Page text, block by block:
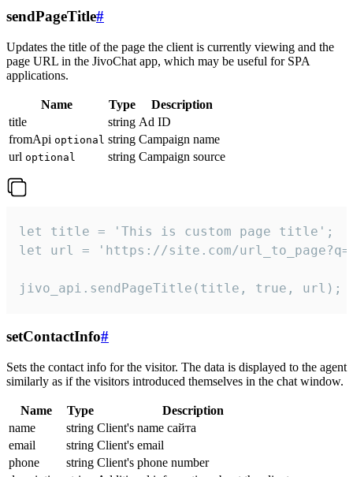
sendPageTitle#
Updates the title of the page the client is currently viewing and the
page URL in the JivoChat app, which may be useful for SPA
applications.
Name Type
Description
title
string Ad ID
fromApi optional string Campaign name
url optional string Campaign source
let title = 'This is custom page title';
let url = 'https://site.com/
jivo_api.sendPageTitle(title, true, url);
setContactInfo#
Sets the contact info for the visitor. The data is displayed to the agent
similarly as if the visitors introduced themselves in the chat window.
Name Type
Description
name
string Client's name сайта
email
string Client's email
phone
string Client's phone number